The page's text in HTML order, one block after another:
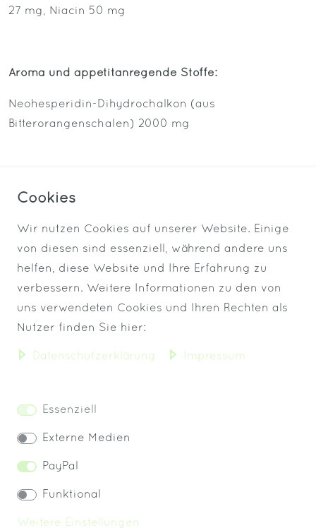
27 mg, Niacin 50 mg
Aroma und appetitanregende Stoffe:
Neohesperidin-Dihydrochalkon (aus
Bitterorangenschalen) 2000 mg
Aminosäuren-Zinkchelat, Hydrat 240 mg
VERSAND BIS 13 UHR
KOSTENLOSER VERSAND
Widerrufs­recht
Cookies
Wir nutzen Cookies auf unserer Website. Einige
von diesen sind essenziell, während andere uns
helfen, diese Website und Ihre Erfahrung zu
verbessern. Weitere Informationen zu den von
uns verwendeten Cookies und Ihren Rechten als
Nutzer finden Sie hier:
Daten­schutz­erklärung Impressum
Essenziell
Externe Medien
PayPal
Funktional
Weitere Einstellungen